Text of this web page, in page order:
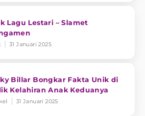
Lagu Lestari – Slamet
31 Januari 2025
Billar Bongkar Fakta Unik di
Kelahiran Anak Keduanya
31 Januari 2025